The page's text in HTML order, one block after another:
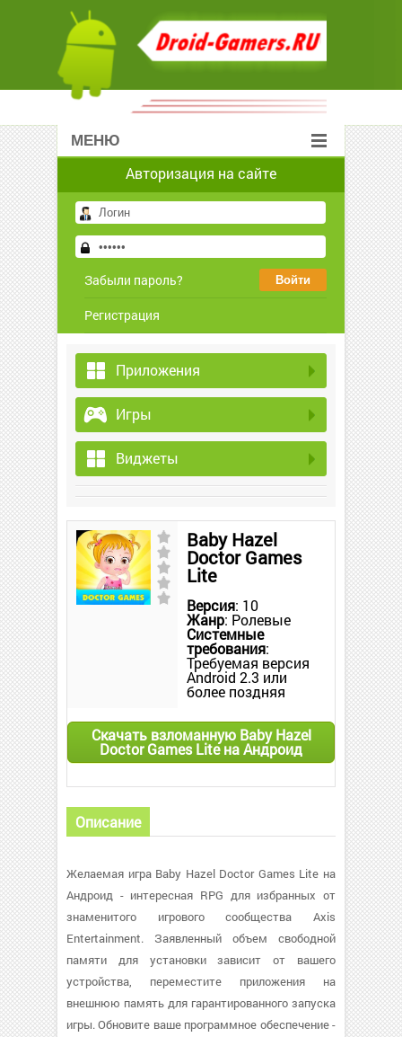
МЕНЮ
Авторизация на сайте
Забыли пароль?
Регистрация
Приложения
Игры
Виджеты
Baby Hazel
Doctor Games
Lite
Версия: 10
Жанр: Ролевые
Системные
требования:
Требуемая версия
Android 2.3 или
более поздняя
Скачать взломанную Baby Hazel
Doctor Games Lite на Андроид
Описание
Желаемая игра Baby Hazel Doctor Games Lite на
Андроид - интересная RPG для избранных от
знаменитого игрового сообщества Axis
Entertainment. Заявленный объем свободной
памяти для установки зависит от вашего
устройства, переместите приложения на
внешнюю память для гарантированного запуска
игры. Обновите ваше программное обеспечение -